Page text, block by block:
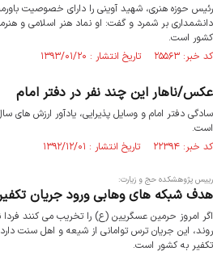
رئیس حوزه هنری، شهید آوینی را دارای خصوصیت
دانشمداری بر شمرد و گفت: او نماد هنر اسلامی و
کشور است.
کد خبر: ۲۵۵۶۳ تاریخ انتشار : ۱۳۹۳/۰۱/۲۰
عکس/ناهار این چند نفر در دفتر امام
سادگی دفتر امام و وسایل پذیرایی، یادآور ارزش های
است.
کد خبر: ۲۲۳۹۴ تاریخ انتشار : ۱۳۹۲/۱۲/۰۱
رییس پژوهشکده حج و زیارت:
هدف شبکه های وهابی ورود جریان
اگر امروز حرمین عسگریین (ع) را تخریب می کنند فردا
روند،‌ این جریان ترس توامانی از شیعه و اهل سنت
تکفیر به کشور است.